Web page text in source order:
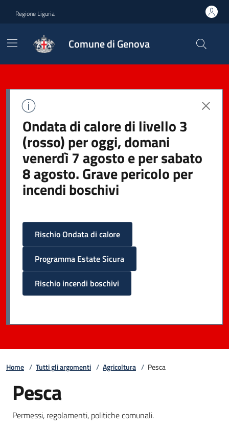
Regione Liguria
Comune di Genova
Ondata di calore di livello 3
(rosso) per oggi, domani
venerdì 7 agosto e per sabato
8 agosto. Grave pericolo per
incendi boschivi
Rischio Ondata di calore
Programma Estate Sicura
Rischio incendi boschivi
Home / Tutti gli argomenti / Agricoltura / Pesca
Pesca
Permessi, regolamenti, politiche comunali.